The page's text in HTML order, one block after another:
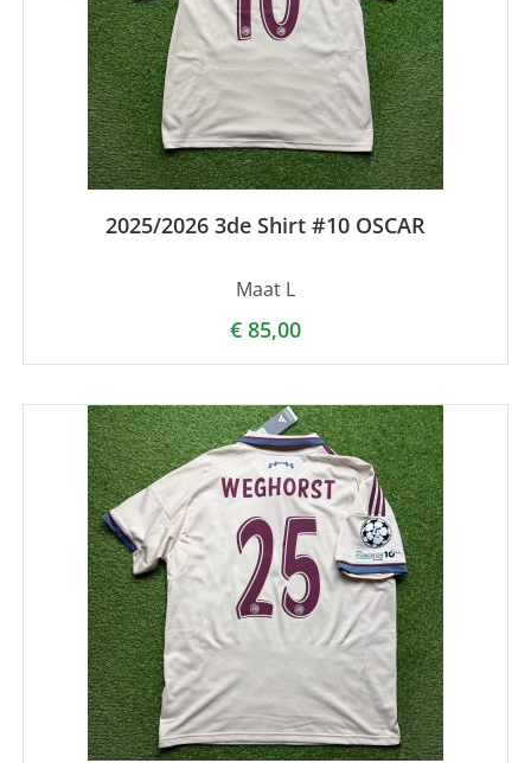
2025/2026 3de Shirt #10 OSCAR
Maat L
€ 85,00